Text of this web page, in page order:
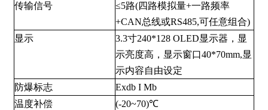
传输信号
≤5路(四路模拟量+一路频率
+CAN总线或RS485,可任意组合)
显示
3.3寸240*128 OLED显示器，显
示亮度高，显示窗口40*70mm,显
示内容自由设定
防爆标志
Exdb I Mb
温度补偿
(-20~70)℃